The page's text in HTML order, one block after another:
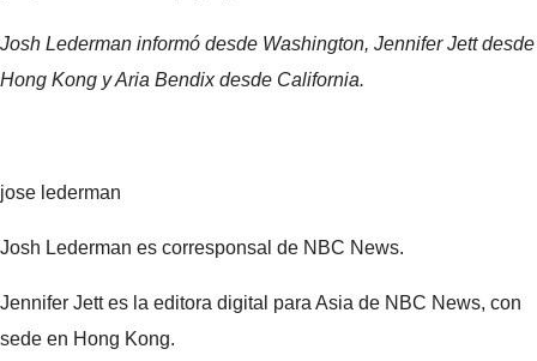
Josh Lederman informó desde Washington, Jennifer Jett desde
Hong Kong y Aria Bendix desde California.
jose lederman
Josh Lederman es corresponsal de NBC News.
Jennifer Jett es la editora digital para Asia de NBC News, con
sede en Hong Kong.